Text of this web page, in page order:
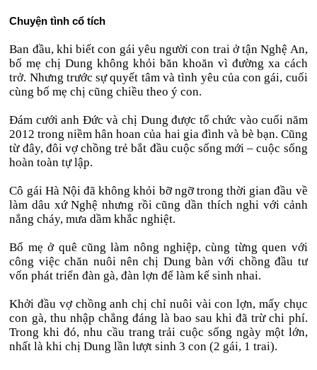
Chuyện tình cổ tích
Ban đầu, khi biết con gái yêu người con trai ở tận Nghệ An,
bố mẹ chị Dung không khỏi băn khoăn vì đường xa cách
trở. Nhưng trước sự quyết tâm và tình yêu của con gái, cuối
cùng bố mẹ chị cũng chiều theo ý con.
Đám cưới anh Đức và chị Dung được tổ chức vào cuối năm
2012 trong niềm hân hoan của hai gia đình và bè bạn. Cũng
từ đây, đôi vợ chồng trẻ bắt đầu cuộc sống mới – cuộc sống
hoàn toàn tự lập.
Cô gái Hà Nội đã không khỏi bỡ ngỡ trong thời gian đầu về
làm dâu xứ Nghệ nhưng rồi cũng dần thích nghi với cảnh
nắng cháy, mưa dầm khắc nghiệt.
Bố mẹ ở quê cũng làm nông nghiệp, cùng từng quen với
công việc chăn nuôi nên chị Dung bàn với chồng đầu tư
vốn phát triển đàn gà, đàn lợn để làm kế sinh nhai.
Khởi đầu vợ chồng anh chị chỉ nuôi vài con lợn, mấy chục
con gà, thu nhập chẳng đáng là bao sau khi đã trừ chi phí.
Trong khi đó, nhu cầu trang trải cuộc sống ngày một lớn,
nhất là khi chị Dung lần lượt sinh 3 con (2 gái, 1 trai).